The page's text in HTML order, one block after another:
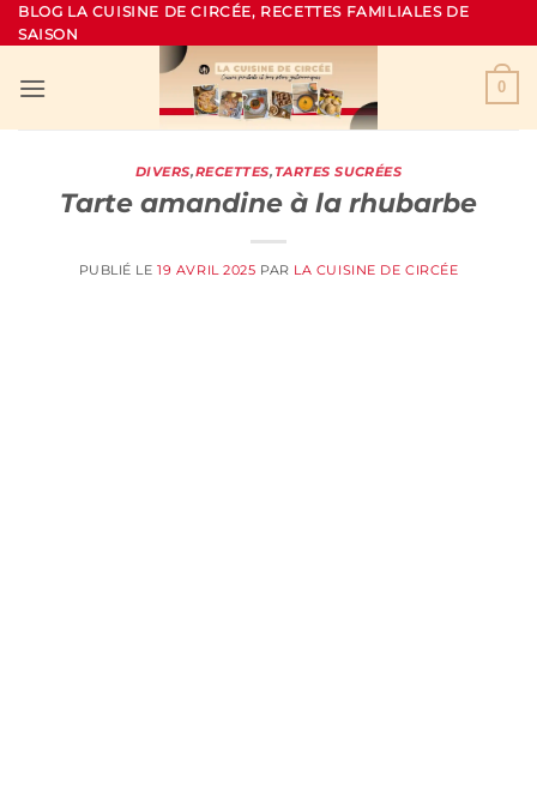
Passer
au
BLOG LA CUISINE DE CIRCÉE, RECETTES FAMILIALES DE
SAISON
0
DIVERS,RECETTES,TARTES SUCRÉES
Tarte amandine à la rhubarbe
PUBLIÉ LE19 AVRIL 2025 PAR LA CUISINE DE CIRCÉE